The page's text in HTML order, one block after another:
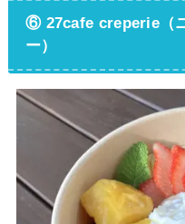
⑥ 27cafe creperie（
ー）